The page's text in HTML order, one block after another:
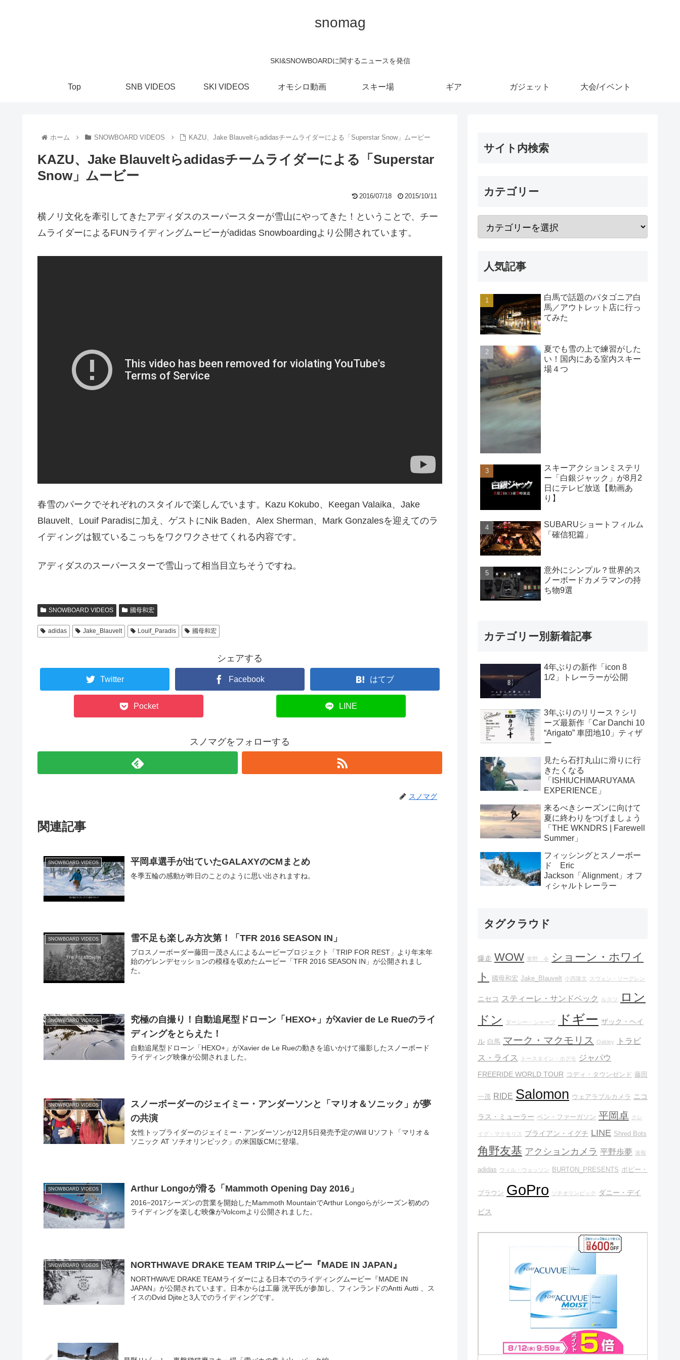
snomag
SKI&SNOWBOARDに関するニュースを発信
Top SNB VIDEOS SKI VIDEOS オモシロ動画 スキー場 ギア ガジェット 大会/イベント
ホーム SNOWBOARD VIDEOS KAZU、Jake Blauveltらadidasチームライダーによる「Superstar Snow」ムービー
KAZU、Jake Blauveltらadidasチームライダーによる「Superstar
Snow」ムービー
2016/07/18 2015/10/11
横ノリ文化を牽引してきたアディダスのスーパースターが雪山にやってきた！ということで、チー
ムライダーによるFUNライディングムービーがadidas Snowboardingより公開されています。
春雪のパークでそれぞれのスタイルで楽しんでいます。Kazu Kokubo、Keegan Valaika、Jake
Blauvelt、Louif Paradisに加え、ゲストにNik Baden、Alex Sherman、Mark Gonzalesを迎えてのラ
イディングは観ているこっちをワクワクさせてくれる内容です。
アディダスのスーパースターで雪山って相当目立ちそうですね。
SNOWBOARD VIDEOS 國母和宏
adidas Jake_Blauvelt Louif_Paradis 國母和宏
シェアする
Twitter Facebook はてブ
Pocket LINE
スノマグをフォローする
スノマグ
関連記事
SNOWBOARD VIDEOS 平岡卓選手が出ていたGALAXYのCMまとめ
冬季五輪の感動が昨日のことのように思い出されますね。
SNOWBOARD VIDEOS 雪不足も楽しみ方次第！「TFR 2016 SEASON IN」
プロスノーボーダー藤田一茂さんによるムービープロジェクト「TRIP FOR REST」より年末年
始のゲレンデセッションの模様を収めたムービー「TFR 2016 SEASON IN」が公開されまし
た。
SNOWBOARD VIDEOS
究極の自撮り！自動追尾型ドローン「HEXO+」がXavier de Le Rueのライ
ディングをとらえた！
自動追尾型ドローン「HEXO+」がXavier de Le Rueの動きを追いかけて撮影したスノーボード
ライディング映像が公開されました。
SNOWBOARD VIDEOS
スノーボーダーのジェイミー・アンダーソンと「マリオ＆ソニック」が夢
の共演
女性トップライダーのジェイミー・アンダーソンが12月5日発売予定のWill Uソフト「マリオ＆
ソニック AT ソチオリンピック」の米国版CMに登場。
SNOWBOARD VIDEOS Arthur Longoが滑る「Mammoth Opening Day 2016」
2016−2017シーズンの営業を開始したMammoth MountainでArthur Longoらがシーズン初めの
ライディングを楽しむ映像がVolcomより公開されました。
SNOWBOARD VIDEOS NORTHWAVE DRAKE TEAM TRIPムービー『MADE IN JAPAN』
NORTHWAVE DRAKE TEAMライダーによる日本でのライディングムービー『MADE IN
JAPAN』が公開されています。日本からは工藤 洸平氏が参加し、フィンランドのAntti Autti 、ス
イスのDvid Djiteと3人でのライディングです。
サイト内検索
カテゴリー
人気記事
白馬で話題のパタゴニア白
馬／アウトレット店に行っ
てみた
夏でも雪の上で練習がした
い！国内にある室内スキー
場４つ
スキーアクションミステリ
ー「白銀ジャック」が8月2
日にテレビ放送【動画あ
り】
SUBARUショートフィルム
「確信犯篇」
意外にシンプル？世界的ス
ノーボードカメラマンの持
ち物9選
カテゴリー別新着記事
4年ぶりの新作「icon 8
1/2」トレーラーが公開
3年ぶりのリリース？シリ
ーズ最新作「Car Danchi 10
“Arigato” 車団地10」ティザ
ー
見たら石打丸山に滑りに行
きたくなる
「ISHIUCHIMARUYAMA
EXPERIENCE」
来るべきシーズンに向けて
夏に終わりをつげましょう
「THE WKNDRS | Farewell
Summer」
フィッシングとスノーボー
ド Eric
Jackson「Alignment」オフ
ィシャルトレーラー
タグクラウド
爆走 WOW 青野 令
ショーン・ホワイ
ト
國母和宏 Jake_Blauvelt 小西隆文 スヴェン・ソーグレン
ニセコ スティーレ・サンドベック ルスツ
ロン
ドン
ダーシー・シャープ ドギー ザック・ヘイ
ル 白馬 マーク・マクモリス Oakley
トラビ
ス・ライス
トースタイン・ホグモ ジャパウ
FREERIDE WORLD TOUR コディ・タウンゼンド 藤田
一茂 RIDE Salomon ウェアラブルカメラ ニコ
ラス・ミューラー ベン・ファーガソン 平岡卓 クレ
イグ・マクモリス ブライアン・イグチ LINE Shred Bots
角野友基 アクションカメラ 平野歩夢 速報
adidas ウィル・ウェッソン BURTON_PRESENTS ボビー・
ブラウン GoPro ソチオリンピック ダニー・デイ
ビス